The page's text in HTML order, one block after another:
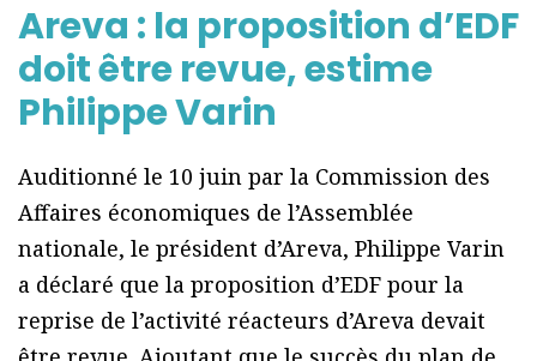
Areva : la proposition d’EDF
doit être revue, estime
Philippe Varin
Auditionné le 10 juin par la Commission des
Affaires économiques de l’Assemblée
nationale, le président d’Areva, Philippe Varin
a déclaré que la proposition d’EDF pour la
reprise de l’activité réacteurs d’Areva devait